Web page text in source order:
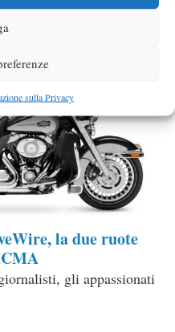
sulla Privacy
la due ruote
gli appassionati